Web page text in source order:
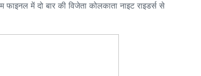
में दो बार की विजेता कोलकाता नाइट राइडर्स से